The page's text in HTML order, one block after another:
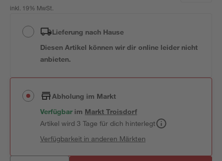
inkl. 19% MwSt.
Lieferung nach Hause
Diesen Artikel können wir dir online leider nicht
anbieten.
Abholung im Markt
Verfügbar im MarktTroisdorf
Artikel wird 3 Tage für dich hinterlegt
Verfügbarkeit in anderen Märkten